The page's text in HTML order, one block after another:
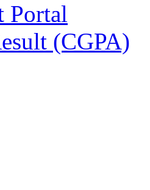
Portal
(CGPA)